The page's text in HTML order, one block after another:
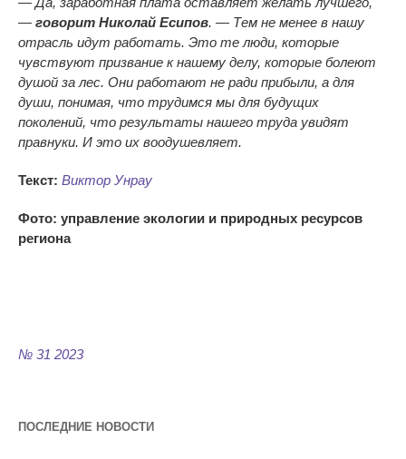
— говорит Николай Есипов. — Тем не менее в нашу
отрасль идут работать. Это те люди, которые
чувствуют призвание к нашему делу, которые болеют
душой за лес. Они работают не ради прибыли, а для
души, понимая, что трудимся мы для будущих
поколений, что результаты нашего труда увидят
правнуки. И это их воодушевляет.
Текст: Виктор Унрау
Фото: управление экологии и природных ресурсов
региона
№ 31 2023
ПОСЛЕДНИЕ НОВОСТИ